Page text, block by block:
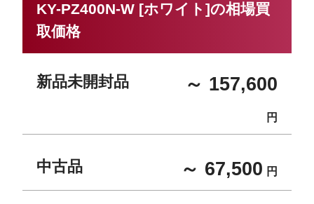
KY-PZ400N-W [ホワイト]の相場買
取価格
新品未開封品 ～ 157,600
円
中古品 ～ 67,500 円